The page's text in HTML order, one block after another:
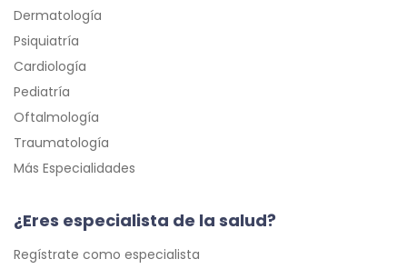
Dermatología
Psiquiatría
Cardiología
Pediatría
Oftalmología
Traumatología
Más Especialidades
¿Eres especialista de la salud?
Regístrate como especialista